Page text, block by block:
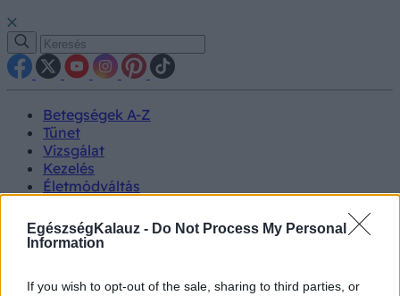
EgészségKalauz - Do Not Process My Personal
Information
If you wish to opt-out of the sale, sharing to third parties, or
Betegségek A-Z
Tünet
Vizsgálat
Kezelés
Életmódváltás
Prevenció
Hírek